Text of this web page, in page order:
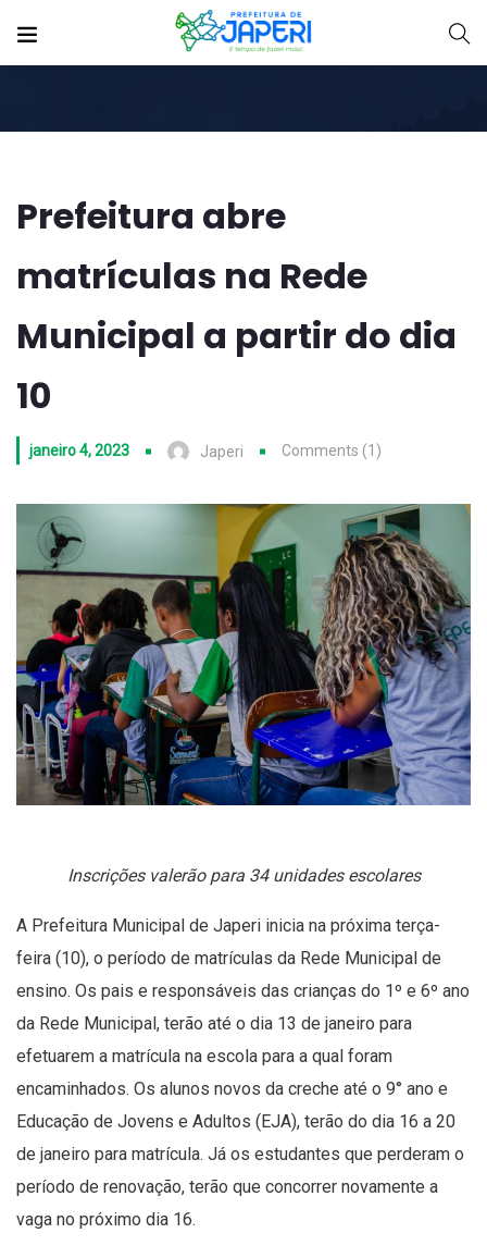
Prefeitura abre
matrículas na Rede
Municipal a partir do dia
10
janeiro 4, 2023 Japeri Comments (1)
Inscrições valerão para 34 unidades escolares
A Prefeitura Municipal de Japeri inicia na próxima terça-
feira (10), o período de matrículas da Rede Municipal de
ensino. Os pais e responsáveis das crianças do 1º e 6º ano
da Rede Municipal, terão até o dia 13 de janeiro para
efetuarem a matrícula na escola para a qual foram
encaminhados. Os alunos novos da creche até o 9° ano e
Educação de Jovens e Adultos (EJA), terão do dia 16 a 20
de janeiro para matrícula. Já os estudantes que perderam o
período de renovação, terão que concorrer novamente a
vaga no próximo dia 16.